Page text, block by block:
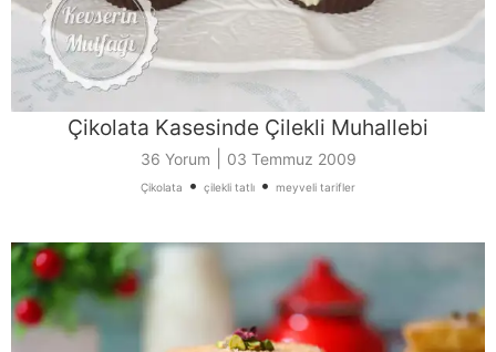
Çikolata Kasesinde Çilekli Muhallebi
36 Yorum 03 Temmuz 2009
Çikolata • çilekli tatlı • meyveli tarifler